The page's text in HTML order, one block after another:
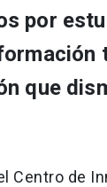
por
que
Centro de